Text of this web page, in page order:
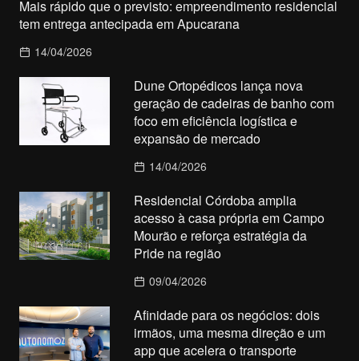
Mais rápido que o previsto: empreendimento residencial
tem entrega antecipada em Apucarana
14/04/2026
Dune Ortopédicos lança nova
geração de cadeiras de banho com
foco em eficiência logística e
expansão de mercado
14/04/2026
Residencial Córdoba amplia
acesso à casa própria em Campo
Mourão e reforça estratégia da
Pride na região
09/04/2026
Afinidade para os negócios: dois
irmãos, uma mesma direção e um
app que acelera o transporte